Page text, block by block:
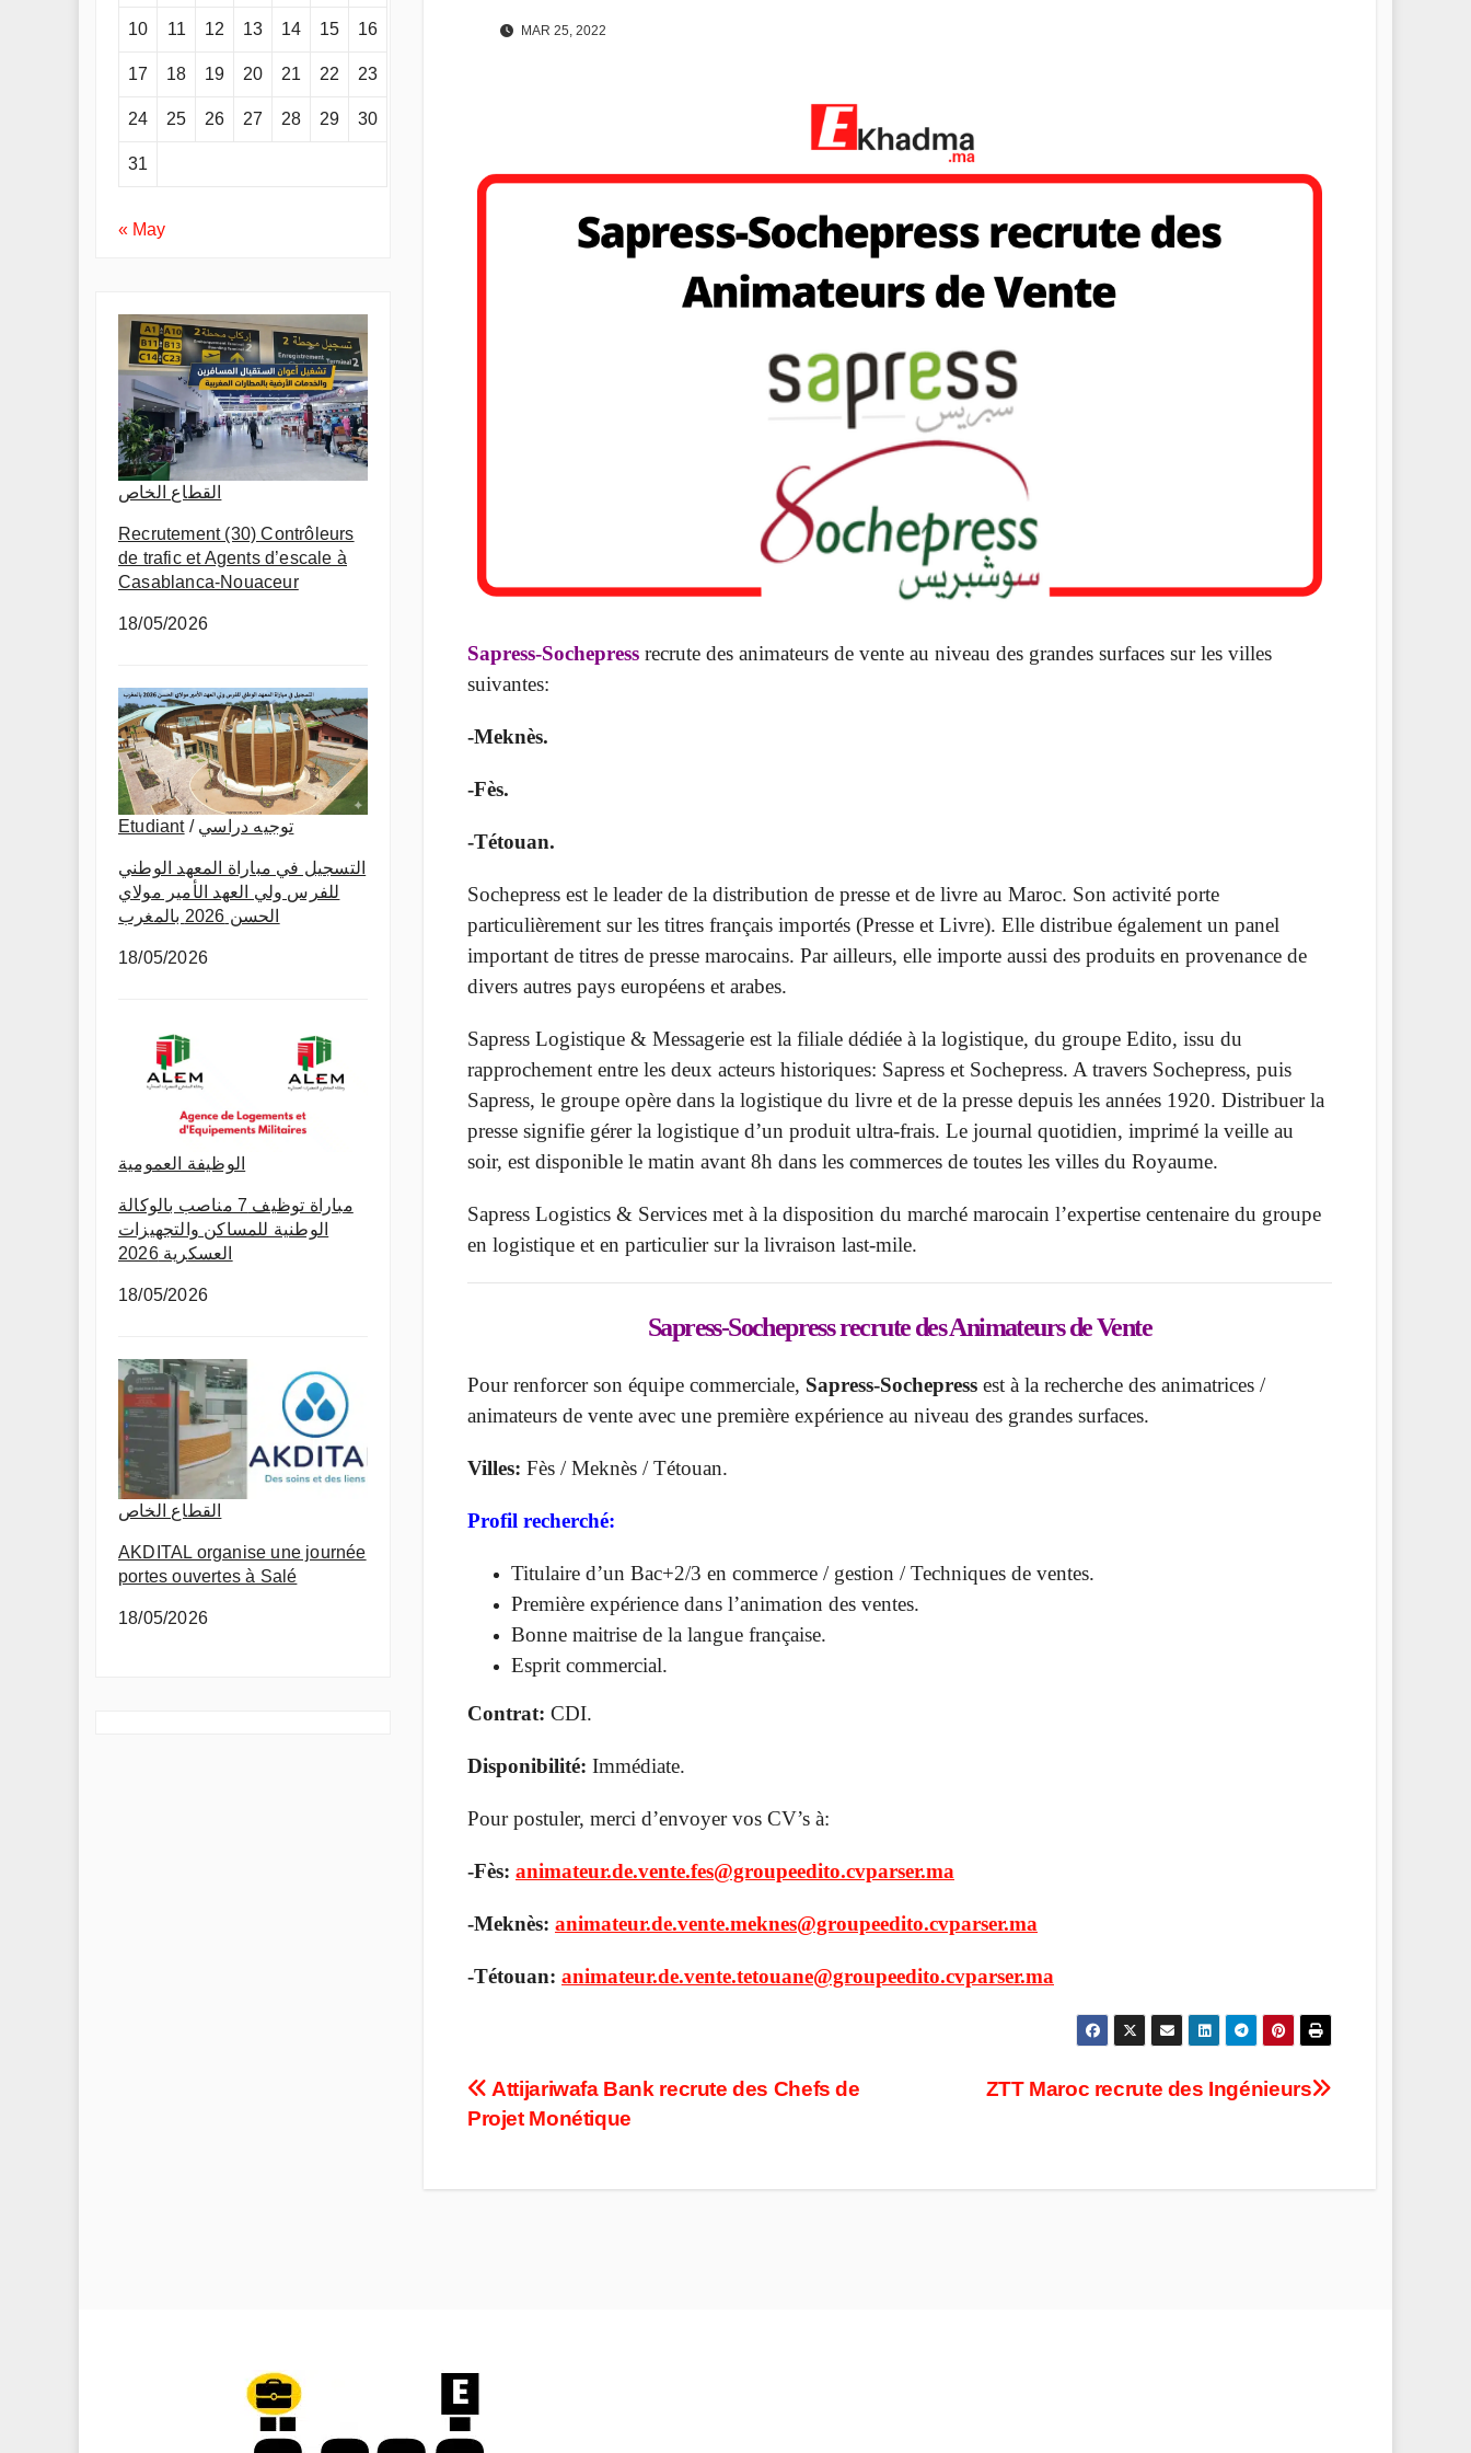
10 11 12 13 14 15 16
17 18 19 20 21 22 23
24 25 26 27 28 29 30
31
« May
القطاع الخاص
Recrutement (30) Contrôleurs
de trafic et Agents d’escale à
Casablanca-Nouaceur
18/05/2026
Etudiant/ توجيه دراسي
التسجيل في مباراة المعهد الوطني
للفرس ولي العهد الأمير مولاي
الحسن 2026 بالمغرب
18/05/2026
الوظيفة العمومية
مباراة توظيف 7 مناصب بالوكالة
الوطنية للمساكن والتجهيزات
العسكرية 2026
18/05/2026
القطاع الخاص
AKDITAL organise une journée
portes ouvertes à Salé
18/05/2026
MAR 25, 2022
Sapress-Sochepress recrute des animateurs de vente au niveau des grandes surfaces sur les villes
suivantes:
-Meknès.
-Fès.
-Tétouan.
Sochepress est le leader de la distribution de presse et de livre au Maroc. Son activité porte
particulièrement sur les titres français importés (Presse et Livre). Elle distribue également un panel
important de titres de presse marocains. Par ailleurs, elle importe aussi des produits en provenance de
divers autres pays européens et arabes.
Sapress Logistique & Messagerie est la filiale dédiée à la logistique, du groupe Edito, issu du
rapprochement entre les deux acteurs historiques: Sapress et Sochepress. A travers Sochepress, puis
Sapress, le groupe opère dans la logistique du livre et de la presse depuis les années 1920. Distribuer la
presse signifie gérer la logistique d’un produit ultra-frais. Le journal quotidien, imprimé la veille au
soir, est disponible le matin avant 8h dans les commerces de toutes les villes du Royaume.
Sapress Logistics & Services met à la disposition du marché marocain l’expertise centenaire du groupe
en logistique et en particulier sur la livraison last-mile.
Sapress-Sochepressrecrute des Animateurs de Vente
Pour renforcer son équipe commerciale, Sapress-Sochepress est à la recherche des animatrices /
animateurs de vente avec une première expérience au niveau des grandes surfaces.
Villes: Fès / Meknès / Tétouan.
Profil recherché:
Titulaire d’un Bac+2/3 en commerce / gestion / Techniques de ventes.
Première expérience dans l’animation des ventes.
Bonne maitrise de la langue française.
Esprit commercial.
Contrat: CDI.
Disponibilité: Immédiate.
Pour postuler, merci d’envoyer vos CV’s à:
-Fès: animateur.de.vente.fes@groupeedito.cvparser.ma
-Meknès: animateur.de.vente.meknes@groupeedito.cvparser.ma
-Tétouan: animateur.de.vente.tetouane@groupeedito.cvparser.ma
Post
navigation
ZTT Maroc recrute des Ingénieurs
Attijariwafa Bank recrute des Chefs de
Projet Monétique